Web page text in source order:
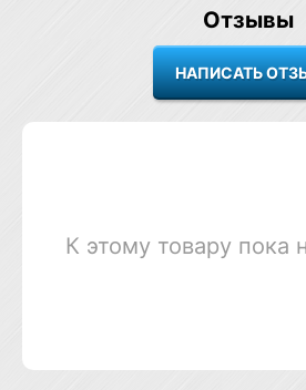
Отзывы
К этому товару пока